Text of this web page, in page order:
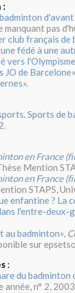
:
pas
club français de
fédé à une
vers l'Olympisme
JO de Barcelone
».
Sports de
en France
Mention
en France
STAPS,
enfantine ? La
l'entre-deux-
au badminton»,
sur
:
du
année, n° 2,